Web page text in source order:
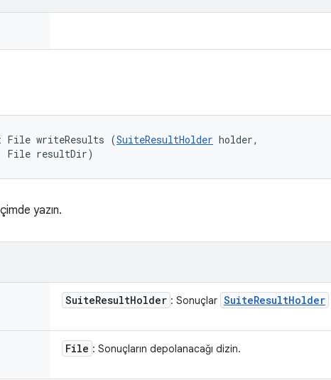
File writeResults (SuiteResultHolder holder,
File resultDir)
yazın.
SuiteResultHolder : Sonuçlar SuiteResultHolder
File : Sonuçların depolanacağı dizin.